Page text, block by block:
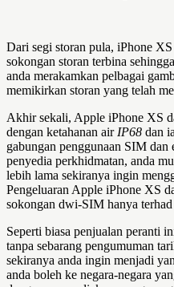
Dari segi storan pula, iPhone
sokongan storan terbina
anda merakamkan pelbagai
memikirkan storan yang telah
Akhir sekali, Apple iPhone XS
dengan ketahanan air IP68 dan
gabungan penggunaan SIM
penyedia perkhidmatan, anda
lebih lama sekiranya ingin
Pengeluaran Apple iPhone XS
sokongan dwi-SIM hanya
Seperti biasa penjualan peranti
tanpa sebarang pengumuman
sekiranya anda ingin menjadi
anda boleh ke negara-negara